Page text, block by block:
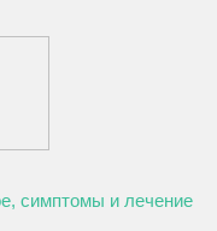
симптомы и лечение